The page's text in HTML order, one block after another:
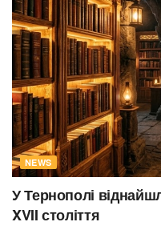
NEWS
У Тернополі
XVII століття